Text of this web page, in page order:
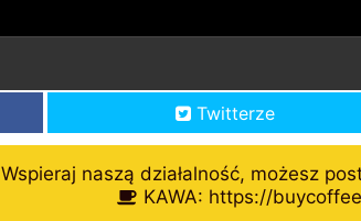
Twitterze
Wspieraj naszą działalność, możesz
KAWA: https://